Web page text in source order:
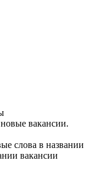
вакансии.
слова в названии
вакансии